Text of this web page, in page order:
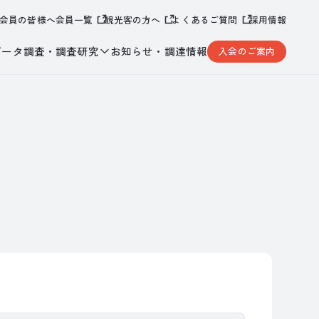
員の皆様へ会員一覧 観光客の方へ よくあるご質問 採用情報
タ調査・調査研究 お知らせ・調達情報 入会のご案内